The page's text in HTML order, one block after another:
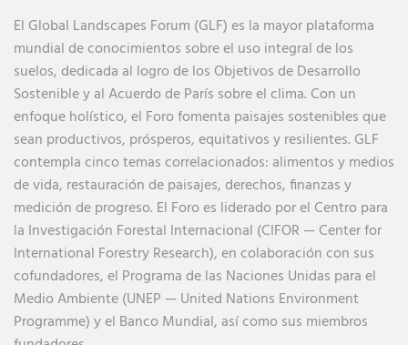
El Global Landscapes Forum (GLF) es la mayor plataforma
mundial de conocimientos sobre el uso integral de los
suelos, dedicada al logro de los Objetivos de Desarrollo
Sostenible y al Acuerdo de París sobre el clima. Con un
enfoque holístico, el Foro fomenta paisajes sostenibles que
sean productivos, prósperos, equitativos y resilientes. GLF
contempla cinco temas correlacionados: alimentos y medios
de vida, restauración de paisajes, derechos, finanzas y
medición de progreso. El Foro es liderado por el Centro para
la Investigación Forestal Internacional (CIFOR — Center for
International Forestry Research), en colaboración con sus
cofundadores, el Programa de las Naciones Unidas para el
Medio Ambiente (UNEP — United Nations Environment
Programme) y el Banco Mundial, así como sus miembros